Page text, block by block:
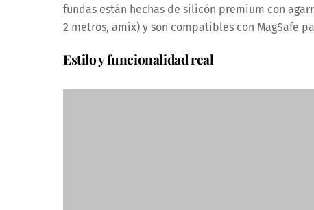
fundas están hechas de silicón premium con
2 metros, amix) y son compatibles con MagSafe
Estilo y funcionalidad real